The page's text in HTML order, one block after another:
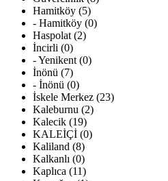
Hamitköy (5)
- Hamitköy (0)
Haspolat (2)
İncirli (0)
- Yenikent (0)
İnönü (7)
- İnönü (0)
İskele Merkez (23)
Kaleburnu (2)
Kalecik (19)
KALEİÇİ (0)
Kaliland (8)
Kalkanlı (0)
Kaplıca (11)